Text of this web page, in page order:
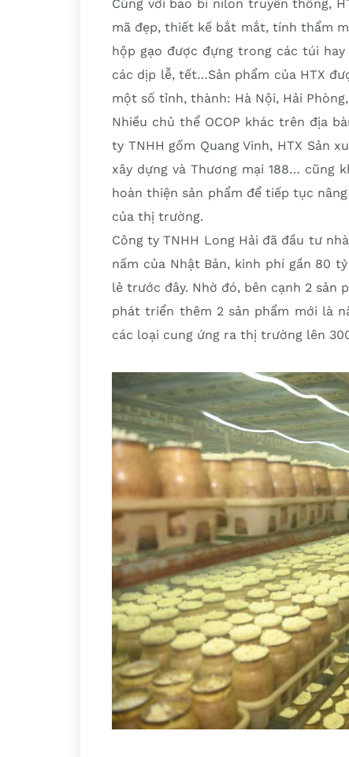
Cùng với bao bì nilon truyền thống,
mã đẹp, thiết kế bắt mắt, tính thẩm
hộp gạo được đựng trong các túi
các dịp lễ, tết…Sản phẩm của HTX
một số tỉnh, thành: Hà Nội, Hải
Nhiều chủ thể OCOP khác trên địa
ty TNHH gốm Quang Vinh, HTX Sản
xây dựng và Thương mại 188… cũng
hoàn thiện sản phẩm để tiếp tục
của thị trường.
Công ty TNHH Long Hải đã đầu tư
nấm của Nhật Bản, kinh phí gần 80
lẻ trước đây. Nhờ đó, bên cạnh 2 sản
phát triển thêm 2 sản phẩm mới là
các loại cung ứng ra thị trường lên